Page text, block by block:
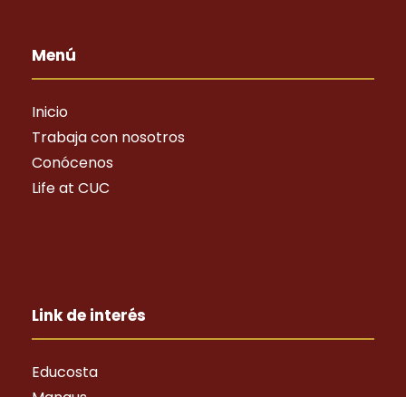
Menú
Inicio
Trabaja con nosotros
Conócenos
Life at CUC
Link de interés
Educosta